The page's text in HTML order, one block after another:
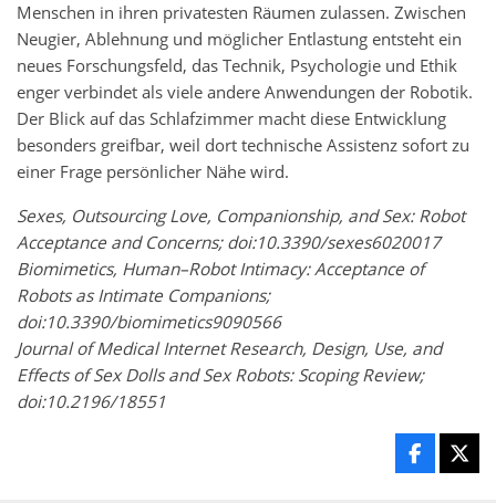
Menschen in ihren privatesten Räumen zulassen. Zwischen
Neugier, Ablehnung und möglicher Entlastung entsteht ein
neues Forschungsfeld, das Technik, Psychologie und Ethik
enger verbindet als viele andere Anwendungen der Robotik.
Der Blick auf das Schlafzimmer macht diese Entwicklung
besonders greifbar, weil dort technische Assistenz sofort zu
einer Frage persönlicher Nähe wird.
Sexes, Outsourcing Love, Companionship, and Sex: Robot
Acceptance and Concerns; doi:10.3390/sexes6020017
Biomimetics, Human–Robot Intimacy: Acceptance of
Robots as Intimate Companions;
doi:10.3390/biomimetics9090566
Journal of Medical Internet Research, Design, Use, and
Effects of Sex Dolls and Sex Robots: Scoping Review;
doi:10.2196/18551